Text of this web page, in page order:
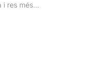
i res més…